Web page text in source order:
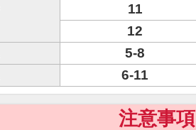
11
12
5-8
6-11
注意事項